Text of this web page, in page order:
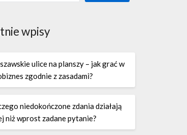
wpisy
ulice na planszy – jak grać w
zgodnie z zasadami?
niedokończone zdania działają
niż wprost zadane pytanie?